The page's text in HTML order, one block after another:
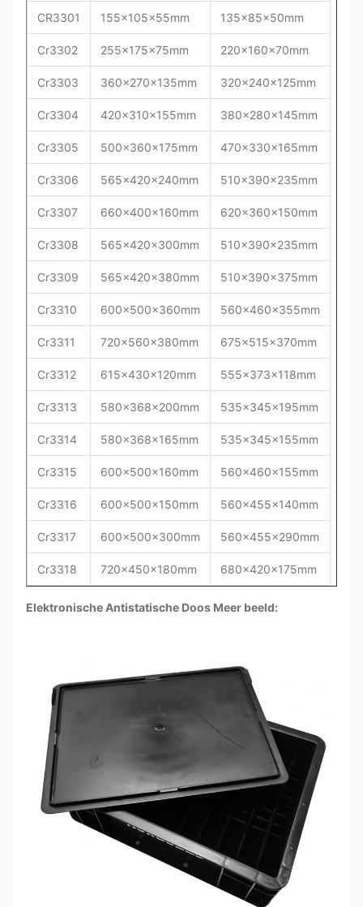
CR3301 155x105x55mm 135x85x50mm
Cr3302 255x175x75mm 220x160x70mm
Cr3303 360x270x135mm 320x240x125mm
Cr3304 420x310x155mm 380x280x145mm
Cr3305 500x360x175mm 470x330x165mm
Cr3306 565x420x240mm 510x390x235mm
Cr3307 660x400x160mm 620x360x150mm
Cr3308 565x420x300mm 510x390x235mm
Cr3309 565x420x380mm 510x390x375mm
Cr3310 600x500x360mm 560x460x355mm
Cr3311 720x560x380mm 675x515x370mm
Cr3312 615x430x120mm 555x373x118mm
Cr3313 580x368x200mm 535x345x195mm
Cr3314 580x368x165mm 535x345x155mm
Cr3315 600x500x160mm 560x460x155mm
Cr3316 600x500x150mm 560x455x140mm
Cr3317 600x500x300mm 560x455x290mm
Cr3318 720x450x180mm 680x420x175mm
Elektronische Antistatische Doos Meer beeld: